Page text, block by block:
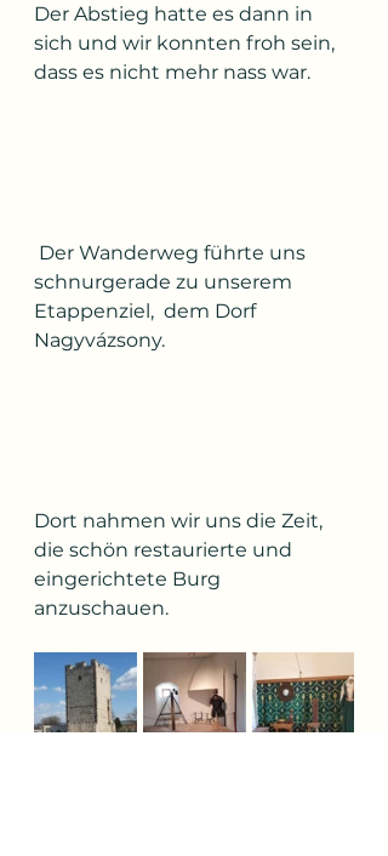
Der Abstieg hatte es dann in
sich und wir konnten froh sein,
dass es nicht mehr nass war.
schnurgerade zu unserem
Etappenziel,  dem Dorf
Nagyvázsony.
Dort nahmen wir uns die Zeit,
die schön restaurierte und
eingerichtete Burg
anzuschauen.